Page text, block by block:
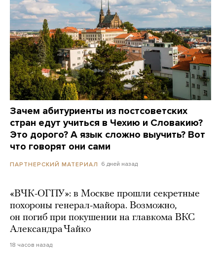
Зачем абитуриенты из постсоветских
стран едут учиться в Чехию и Словакию?
Это дорого? А язык сложно выучить? Вот
что говорят они сами
ПАРТНЕРСКИЙ МАТЕРИАЛ 6 дней назад
«ВЧК-ОГПУ»: в Москве прошли секретные
похороны генерал-майора. Возможно,
он погиб при покушении на главкома ВКС
Александра Чайко
18 часов назад